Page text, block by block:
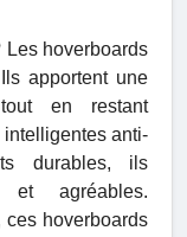
Les hoverboards
apportent une
en restant
anti-
durables, ils
agréables.
ces hoverboards